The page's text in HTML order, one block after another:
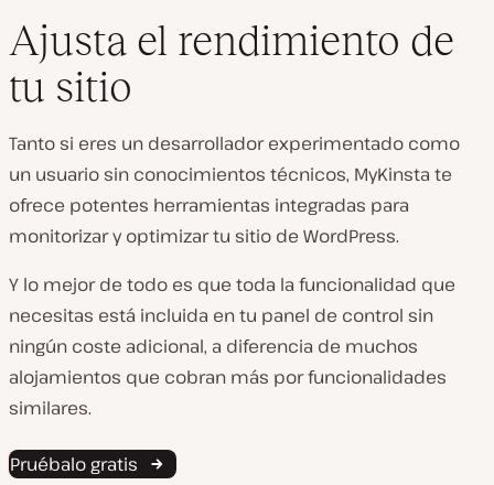
Ajusta el rendimiento de
tu sitio
Tanto si eres un desarrollador experimentado como
un usuario sin conocimientos técnicos, MyKinsta te
ofrece potentes herramientas integradas para
monitorizar y optimizar tu sitio de WordPress.
Y lo mejor de todo es que toda la funcionalidad que
necesitas está incluida en tu panel de control sin
ningún coste adicional, a diferencia de muchos
alojamientos que cobran más por funcionalidades
similares.
Pruébalo gratis